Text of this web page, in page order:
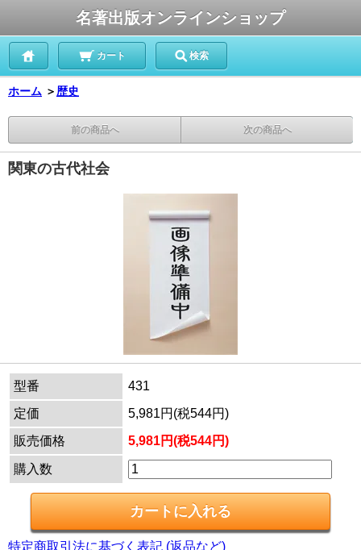
名著出版オンラインショップ
カート 検索
ホーム ＞ 歴史
前の商品へ 次の商品へ
関東の古代社会
型番
431
定価
5,981円(税544円)
販売価格
5,981円(税544円)
購入数
特定商取引法に基づく表記 (返品など)